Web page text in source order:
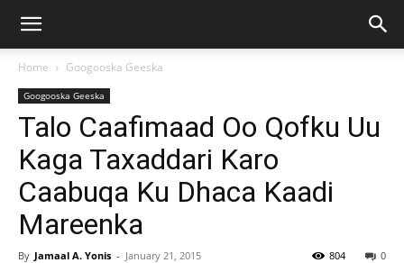
Home Googooska Geeska
Googooska Geeska
Talo Caafimaad Oo Qofku Uu
Kaga Taxaddari Karo
Caabuqa Ku Dhaca Kaadi
Mareenka
By Jamaal A. Yonis - January 21, 2015 0
804